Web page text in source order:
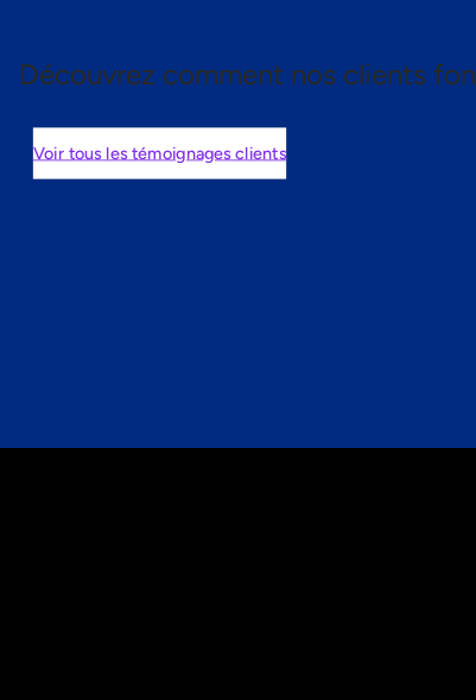
Découvrez comment nos clients
Voir tous les témoignages clients